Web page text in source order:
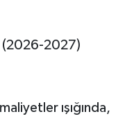
(2026-2027)
ışığında,